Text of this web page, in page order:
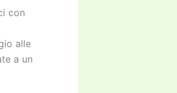
con
alle
a un